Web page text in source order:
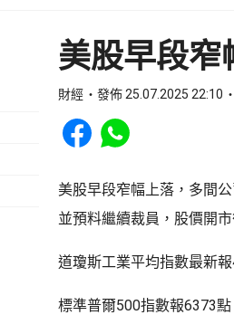
美股早段窄
財經 發佈 25.07.2025 22:10
Share to Facebook
Share to WhatsApp
美股早段窄幅上落，多間
並預料繼續裁員，股價開市
道瓊斯工業平均指數最新
標準普爾500指數報6373點